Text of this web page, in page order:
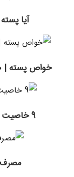
آیا
خواص پسته | 10 خاصیت بی نظیر پسته برای سلامتی
9 خاصیت پسته برای سلامتی و تناسب اندام
مصرف